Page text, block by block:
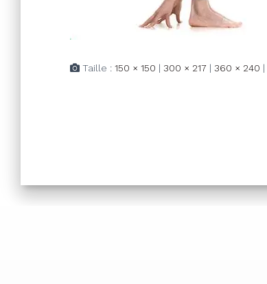
Taille : 150 × 150 | 300 × 217 | 360 × 240 |